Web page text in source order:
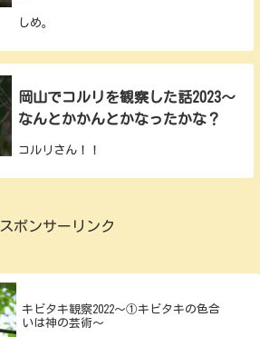
しめ。
岡山でコルリを観察した話2023～
なんとかかんとかなったかな？
コルリさん！！
スポンサーリンク
キビタキ観察2022～①キビタキの色合
いは神の芸術～